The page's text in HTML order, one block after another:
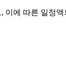
이에 따른 일정